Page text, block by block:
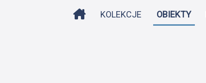
STRONA DOMOWA
KOLEKCJE OBIEKTY